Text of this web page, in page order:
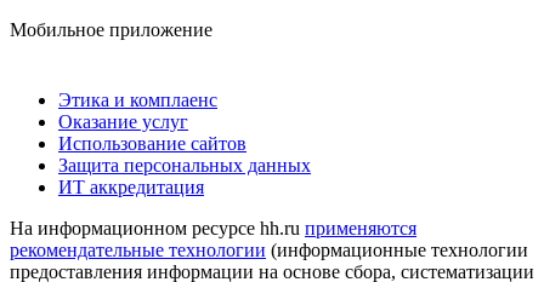
Мобильное приложение
Этика и комплаенс
Оказание услуг
Использование сайтов
Защита персональных данных
ИТ аккредитация
На информационном ресурсе hh.ru применяются
рекомендательные технологии (информационные технологии
предоставления информации на основе сбора, систематизации